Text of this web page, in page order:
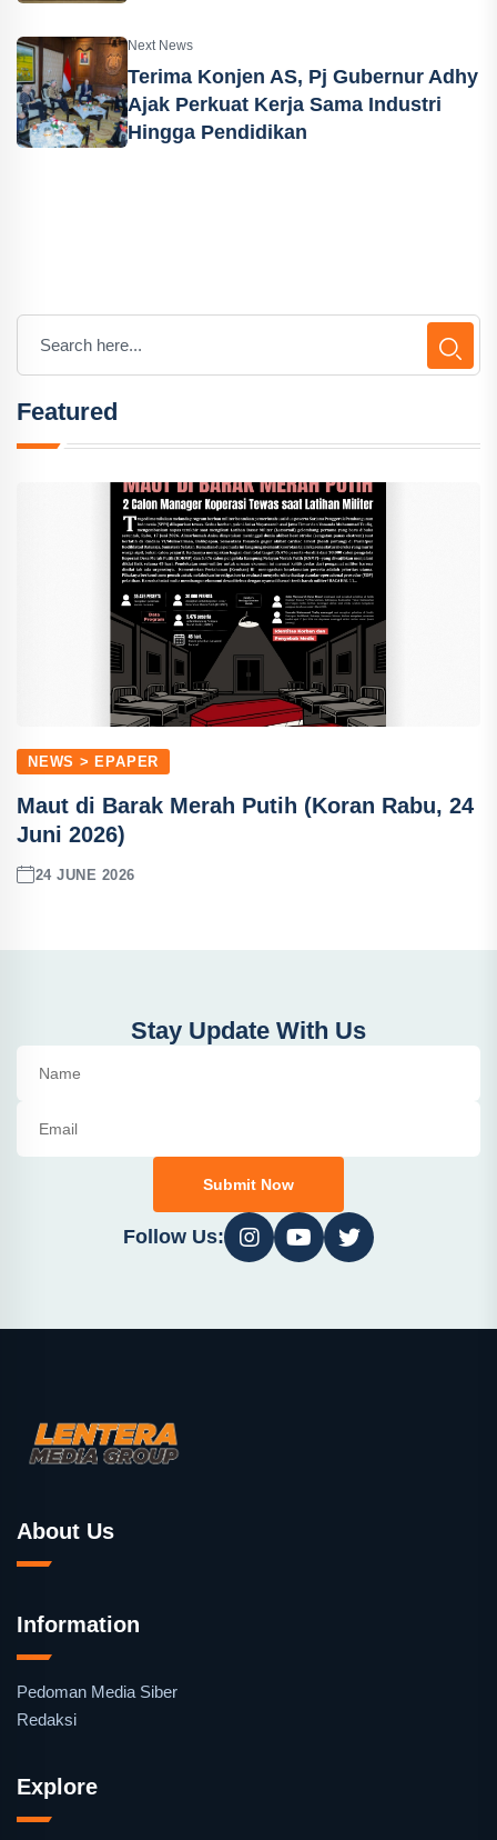
Next News
Terima Konjen AS, Pj Gubernur Adhy
Ajak Perkuat Kerja Sama Industri
Hingga Pendidikan
Featured
NEWS > EPAPER
Maut di Barak Merah Putih (Koran Rabu, 24
Juni 2026)
24 JUNE 2026
Stay Update With Us
Submit Now
Follow Us:
About Us
Information
Pedoman Media Siber
Redaksi
Explore